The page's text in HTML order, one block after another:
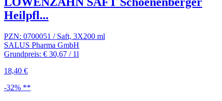
Heilpfl...
PZN: 0700051 / Saft, 3X200 ml
SALUS Pharma GmbH
Grundpreis: € 30,67 / 1l
18,40 €
-32% **